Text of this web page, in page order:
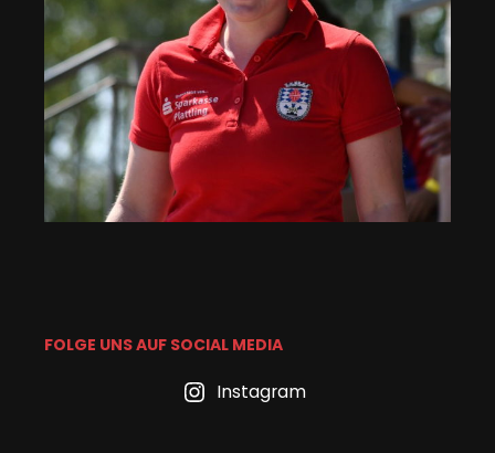
FOLGE UNS AUF SOCIAL MEDIA
Instagram